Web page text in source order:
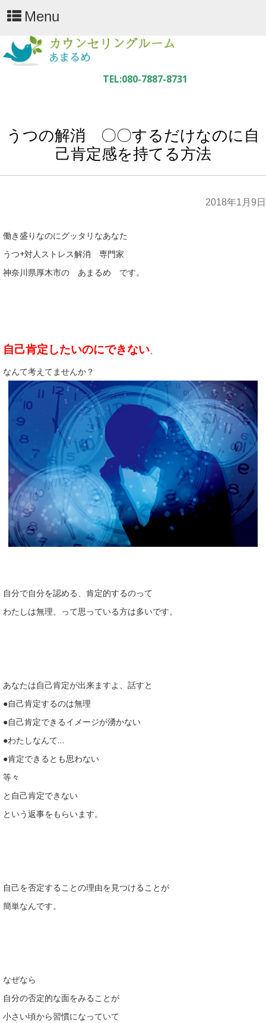
Menu
うつの解消 〇〇するだけなのに自
己肯定感を持てる方法
2018年1月9日
働き盛りなのにグッタリなあなた
うつ+対人ストレス解消 専門家
神奈川県厚木市の あまるめ です。
自己肯定したいのにできない、
なんて考えてませんか？
自分で自分を認める、肯定的するのって
わたしは無理、って思っている方は多いです。
あなたは自己肯定が出来ますよ、話すと
●自己肯定するのは無理
●自己肯定できるイメージが湧かない
●わたしなんて…
●肯定できるとも思わない
等々
と自己肯定できない
という返事をもらいます。
自己を否定することの理由を見つけることが
簡単なんです。
なぜなら
自分の否定的な面をみることが
小さい頃から習慣になっていて